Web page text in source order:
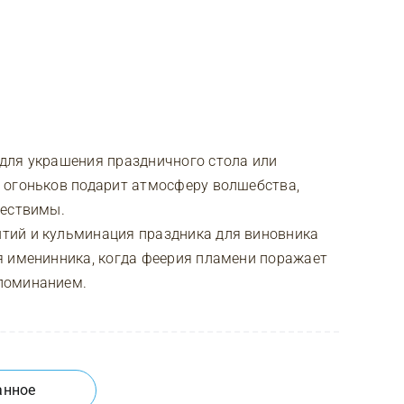
украшения праздничного стола или
подарит атмосферу волшебства,
и кульминация праздника для виновника
когда феерия пламени поражает